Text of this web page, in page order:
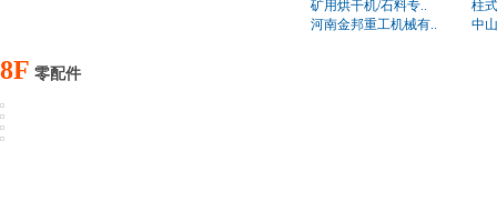
矿用烘干机/石料专..
河南金邦重工机械有..
柱
中
8F 零配件